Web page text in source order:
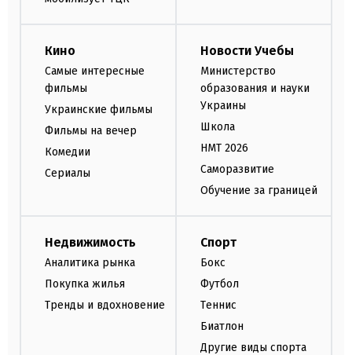
Кино
Самые интересные
фильмы
Украинские фильмы
Фильмы на вечер
Комедии
Сериалы
Новости Учебы
Министерство
образования и науки
Украины
Школа
НМТ 2026
Саморазвитие
Обучение за границей
Недвижимость
Аналитика рынка
Покупка жилья
Тренды и вдохновение
Спорт
Бокс
Футбол
Теннис
Биатлон
Другие виды спорта